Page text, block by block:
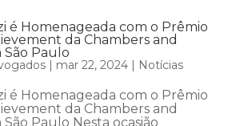
é Homenageada com o Prêmio
da Chambers and
São Paulo
| mar 22, 2024| Notícias
é Homenageada com o Prêmio
da Chambers and
Paulo Nesta ocasião